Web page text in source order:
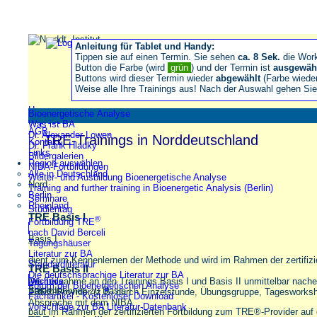
Home
Impressum
AGB
Kontakt
Links
Bioenergetische Analyse
Was ist BA
Dr. Alexander Lowen
Dr. Frank Hladky
Bildergalerien
NIBA-Fortbildungen
Weiter- und Ausbildung Bioenergetische Analyse
Training and further training in Bioenergetic Analysis (Berlin)
Seminare
Studientag
Fortbildung TRE®
nach David Berceli
Tagungshäuser
Literatur zur BA
Standardliteratur
Die deutschsprachige Literatur zur BA
Forum der Bioenergetischen Analyse
Fachartikel - Kostenloser Download
Vorschläge zur BA Literatur-Datenbank
TRE-Trainings in Norddeutschland
Region auswählen
Alle in Deutschland
Nord
Berlin
Rheinland
TRE Basis I
Basis I
dient zum Kennenlernen der Methode und wird im Rahmen der
Die Teilnahme an den Trainings Basis I und Basis II unmittelbar
TRE®-Provider (z.B. durch Einzelstunde, Übungsgruppe,
Absprache mit dem NIBA.
Wichtige
Informationen zu Basis I
TRE Basis II
Basis II
baut im Rahmen der zertifizierten Fortbildung zum TRE®-Provider
Anleitung für Tablet und Handy:
Tippen sie auf einen Termin. Sie sehen ca. 8 Sek. die
Button die Farbe (wird grün ) und der Termin ist
Buttons wird dieser Termin wieder abgewählt(Farbe
Weise alle Ihre Trainings aus! Nach der Auswahl gehen